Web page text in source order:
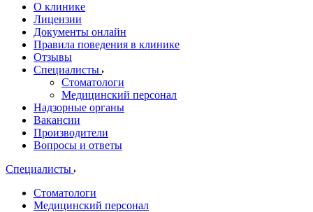
О клинике
Лицензии
Документы онлайн
Правила поведения в клинике
Отзывы
Специалисты
Стоматологи
Медицинский персонал
Надзорные органы
Вакансии
Производители
Вопросы и ответы
Специалисты
Стоматологи
Медицинский персонал